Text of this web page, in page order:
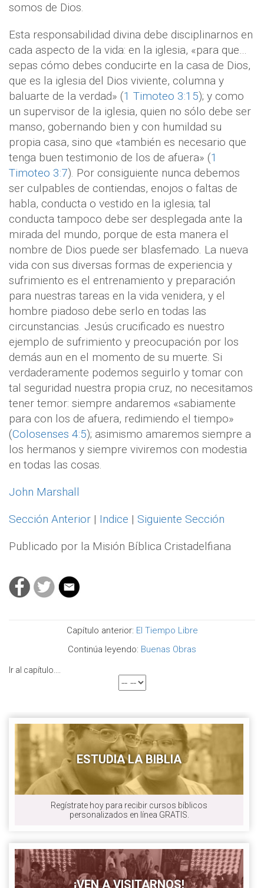
somos de Dios.
Esta responsabilidad divina debe disciplinarnos en
cada aspecto de la vida: en la iglesia, «para que…
sepas cómo debes conducirte en la casa de Dios,
que es la iglesia del Dios viviente, columna y
baluarte de la verdad» (1 Timoteo 3:15); y como
un supervisor de la iglesia, quien no sólo debe ser
manso, gobernando bien y con humildad su
propia casa, sino que «también es necesario que
tenga buen testimonio de los de afuera» (1
Timoteo 3:7). Por consiguiente nunca debemos
ser culpables de contiendas, enojos o faltas de
habla, conducta o vestido en la iglesia; tal
conducta tampoco debe ser desplegada ante la
mirada del mundo, porque de esta manera el
nombre de Dios puede ser blasfemado. La nueva
vida con sus diversas formas de experiencia y
sufrimiento es el entrenamiento y preparación
para nuestras tareas en la vida venidera, y el
hombre piadoso debe serlo en todas las
circunstancias. Jesús crucificado es nuestro
ejemplo de sufrimiento y preocupación por los
demás aun en el momento de su muerte. Si
verdaderamente podemos seguirlo y tomar con
tal seguridad nuestra propia cruz, no necesitamos
tener temor: siempre andaremos «sabiamente
para con los de afuera, redimiendo el tiempo»
(Colosenses 4:5); asimismo amaremos siempre a
los hermanos y siempre viviremos con modestia
en todas las cosas.
John Marshall
Sección Anterior | Indice | Siguiente Sección
Publicado por la Misión Bíblica Cristadelfiana
Capítulo anterior: El Tiempo Libre
Continúa leyendo: Buenas Obras
Ir al capítulo....
ESTUDIA LA BIBLIA
Regístrate hoy para recibir cursos bíblicos
personalizados en línea GRATIS.
¡VEN A VISITARNOS!